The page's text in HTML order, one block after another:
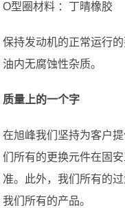
O型圈材料 ：丁晴橡胶
保持发动机的正常运行
油内无腐蚀性杂质。
质量上的一个字
在旭峰我们坚持为客户
们所有的更换元件在固
准。此外，我们所有的
我们所有的产品。